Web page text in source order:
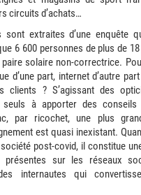
circuits d’achats…
sont extraites d’une enquête
6 600 personnes de plus de
solaire non-correctrice.
d’une part, internet d’autre
clients ? S’agissant des
à apporter des conseils
par ricochet, une plus
est quasi inexistant.
post-covid, il constitue
sur les réseaux
internautes qui